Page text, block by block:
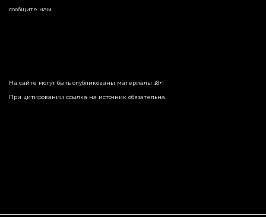
сообщите нам.
На сайте могут быть опубликованы материалы 18+!
При цитировании ссылка на источник обязательна.